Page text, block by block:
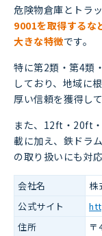
危険物倉庫とトラ
9001を取得するな
大きな特徴です。
特に第2類・第4類
しており、地域に
厚い信頼を獲得して
また、12ft・20ft
載に加え、鉄ドラ
の取り扱いにも対
会社名
株
公式サイト
住所
〒